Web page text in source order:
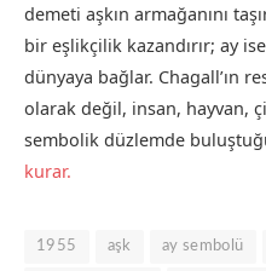
demeti aşkın armağanını
bir eşlikçilik kazandırır; ay
dünyaya bağlar. Chagall’ın
olarak değil, insan, hayvan,
sembolik düzlemde
kurar.
1955 aşk ay sembolü